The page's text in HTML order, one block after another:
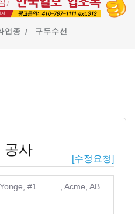
업종 구두수선
공사
[수정요청]
#1_____, Acme, AB.